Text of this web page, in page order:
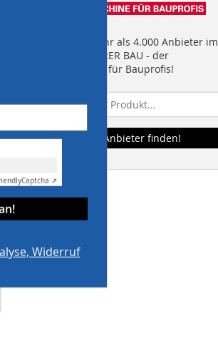
Captcha ⇗
Widerruf
Finden Sie mehr als 4.000 Anbieter im
EINKAUFSFÜHRER BAU - der
Suchmaschine für Bauprofis!
Anbieter finden!